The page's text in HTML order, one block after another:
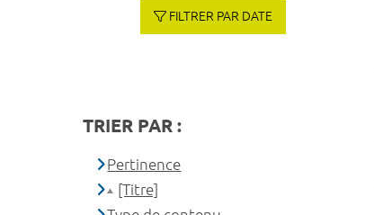
FILTRER PAR DATE
TRIER PAR :
Pertinence
[Titre]